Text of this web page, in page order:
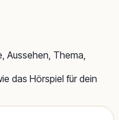
Aussehen, Thema,
das Hörspiel für dein